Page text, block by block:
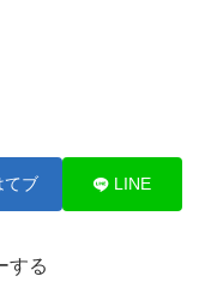
てブ LINE
する